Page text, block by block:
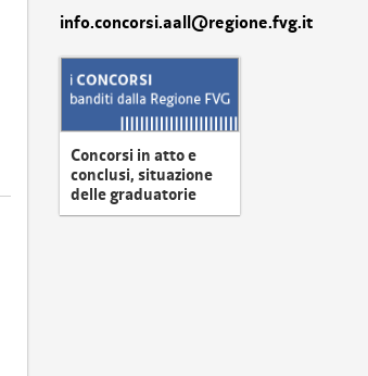
info.concorsi.aall@regione.fvg.it
Concorsi in atto e
conclusi, situazione
delle graduatorie